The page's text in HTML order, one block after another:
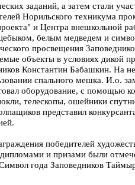
заданий, а затем стали
Норильского техникума
и Центра внешкольной
белым медведем и
просвещения
объекты в условиях дикой
Константин Бабашкин. На
спального мешка. И.о.
оборудование, с помощью
телескопы, ошейники
представил
победителей
и призами были
года Заповедников